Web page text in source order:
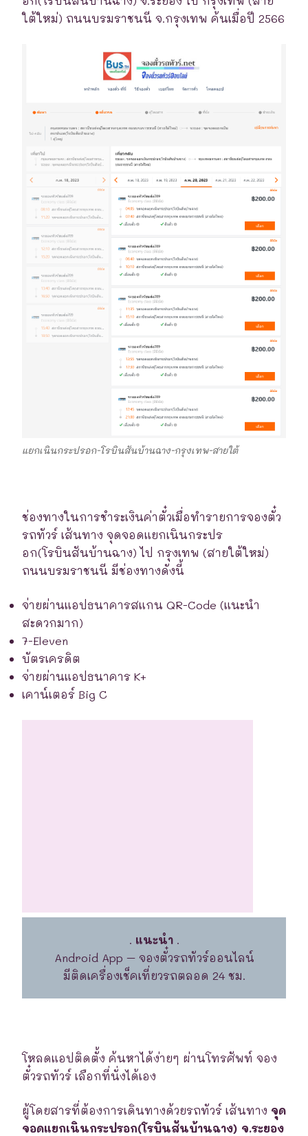
ใต้ใหม่) ถนนบรมราชนนี จ.กรุงเทพ ค้นเมื่อปี 2566
แยกเนินกระปรอก-โรบินสันบ้านฉาง-กรุงเทพ-สายใต้
ช่องทางในการชำระเงินค่าตั๋วเมื่อทำรายการจองตั๋ว
รถทัวร์ เส้นทาง จุดจอดแยกเนินกระปร
อก(โรบินสันบ้านฉาง) ไป กรุงเทพ (สายใต้ใหม่)
ถนนบรมราชนนี มีช่องทางดังนี้
จ่ายผ่านแอปธนาคารสแกน QR-Code (แนะนำ
สะดวกมาก)
7-Eleven
บัตรเครดิต
จ่ายผ่านแอปธนาคาร K+
เคาน์เตอร์ Big C
. แนะนำ.
Android App – จองตั๋วรถทัวร์ออนไลน์
มีติดเครื่องเช็คเที่ยวรถตลอด 24 ชม.
โหลดแอปติดตั้ง ค้นหาได้ง่ายๆ ผ่านโทรศัพท์ จอง
ตั๋วรถทัวร์ เลือกที่นั่งได้เอง
ผู้โดยสารที่ต้องการเดินทางด้วยรถทัวร์ เส้นทาง จุด
จอดแยกเนินกระปรอก(โรบินสันบ้านฉาง) จ.ระยอง